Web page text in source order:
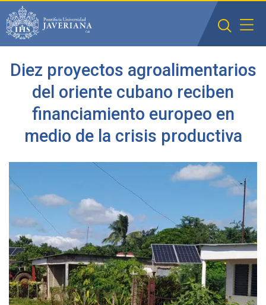
Saltar al contenido principal
Diez proyectos agroalimentarios
del oriente cubano reciben
financiamiento europeo en
medio de la crisis productiva